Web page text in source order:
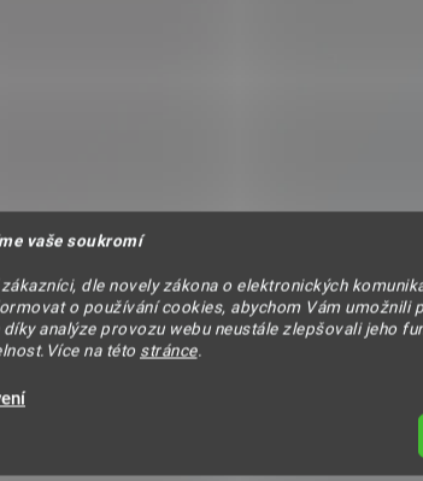
vaše soukromí
zákazníci, dle novely zákona o elektronických
o používání cookies, abychom Vám umožnili
díky analýze provozu webu neustále zlepšovali jeho
na této stránce.